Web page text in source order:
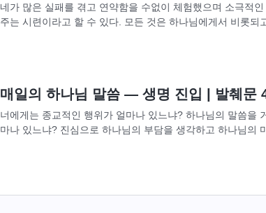
네가 많은 실패를 겪고 연약함을 수없이 체험했으며 소극적
주는 시련이라고 할 수 있다. 모든 것은 하나님에게서 비롯되
매일의 하나님 말씀 ― 생명 진입 | 발췌문
너에게는 종교적인 행위가 얼마나 있느냐? 하나님의 말씀을
마나 있느냐? 진심으로 하나님의 부담을 생각하고 하나님의